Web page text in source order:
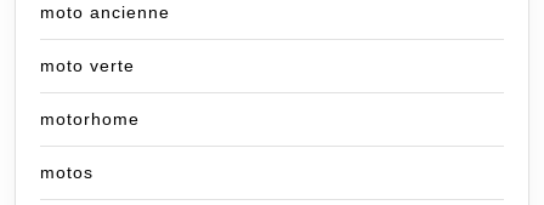
moto ancienne
moto verte
motorhome
motos